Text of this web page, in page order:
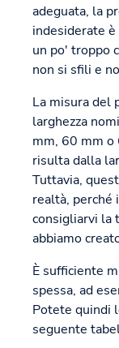
adeguata, la
indesiderate
un po' troppo
non si sfili e
La misura del
larghezza
mm, 60 mm o
risulta dalla
Tuttavia,
realtà, perché
consigliarvi la
abbiamo
È sufficiente
spessa, ad
Potete quindi
seguente